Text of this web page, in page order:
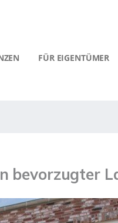
FÜR EIGENTÜMER